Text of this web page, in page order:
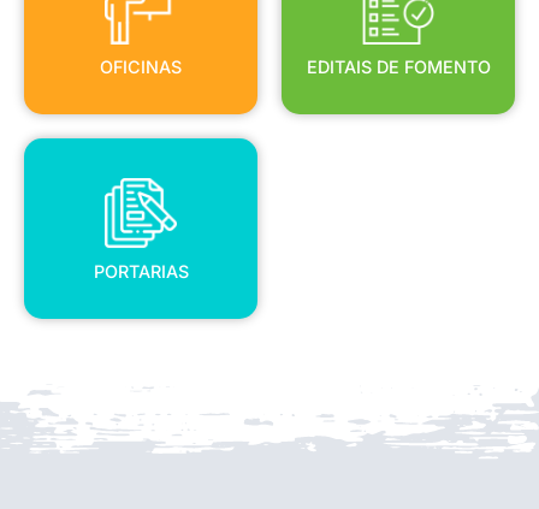
OFICINAS EDITAIS DE FOMENTO
PORTARIAS
PORTARIAS